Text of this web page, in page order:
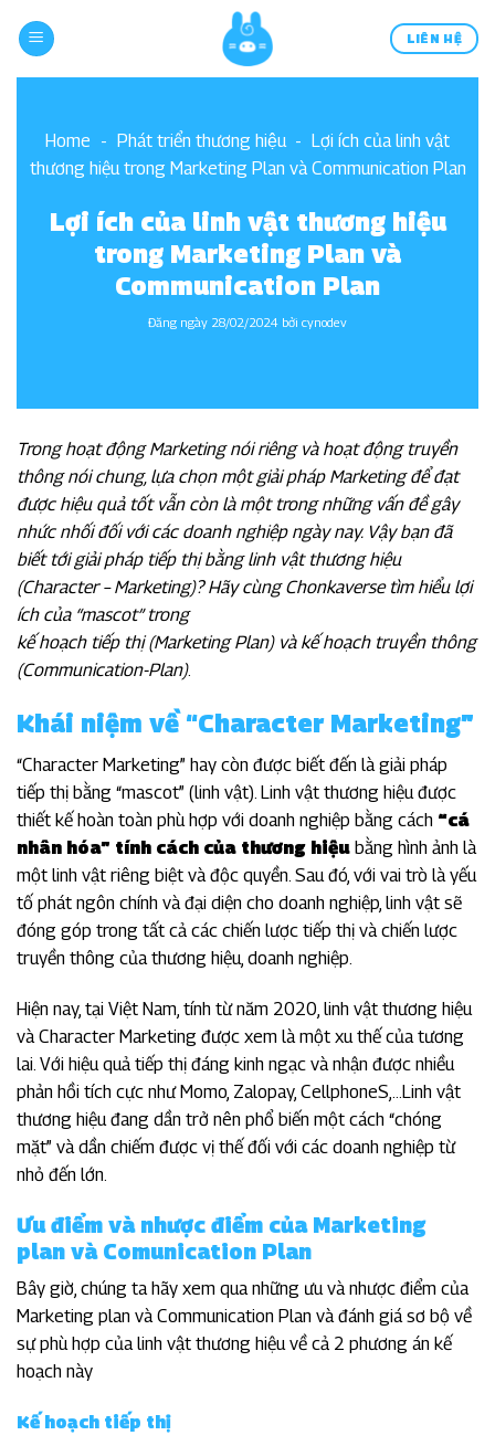
LIÊN HỆ
Home - Phát triển thương hiệu - Lợi ích của linh vật
thương hiệu trong Marketing Plan và Communication Plan
Lợi ích của linh vật thương hiệu
trong Marketing Plan và
Communication Plan
Đăng ngày 28/02/2024 bởi cynodev
Trong hoạt động Marketing nói riêng và hoạt động truyền
thông nói chung, lựa chọn một giải pháp Marketing để đạt
được hiệu quả tốt vẫn còn là một trong những vấn đề gây
nhức nhối đối với các doanh nghiệp ngày nay. Vậy bạn đã
biết tới giải pháp tiếp thị bằng linh vật thương hiệu
(Character – Marketing)? Hãy cùng Chonkaverse tìm hiểu lợi
ích của “mascot” trong
kế hoạch tiếp thị (Marketing Plan) và kế hoạch truyền thông
(Communication-Plan).
Khái niệm về “Character Marketing”
“Character Marketing” hay còn được biết đến là giải pháp
tiếp thị bằng “mascot” (linh vật). Linh vật thương hiệu được
thiết kế hoàn toàn phù hợp với doanh nghiệp bằng cách “cá
nhân hóa” tính cách của thương hiệu bằng hình ảnh là
một linh vật riêng biệt và độc quyền. Sau đó, với vai trò là yếu
tố phát ngôn chính và đại diện cho doanh nghiệp, linh vật sẽ
đóng góp trong tất cả các chiến lược tiếp thị và chiến lược
truyền thông của thương hiệu, doanh nghiệp.
Hiện nay, tại Việt Nam, tính từ năm 2020, linh vật thương hiệu
và Character Marketing được xem là một xu thế của tương
lai. Với hiệu quả tiếp thị đáng kinh ngạc và nhận được nhiều
phản hồi tích cực như Momo, Zalopay, CellphoneS,…Linh vật
thương hiệu đang dần trở nên phổ biến một cách “chóng
mặt” và dần chiếm được vị thế đối với các doanh nghiệp từ
nhỏ đến lớn.
Ưu điểm và nhược điểm của Marketing
plan và Comunication Plan
Bây giờ, chúng ta hãy xem qua những ưu và nhược điểm của
Marketing plan và Communication Plan và đánh giá sơ bộ về
sự phù hợp của linh vật thương hiệu về cả 2 phương án kế
hoạch này
Kế hoạch tiếp thị